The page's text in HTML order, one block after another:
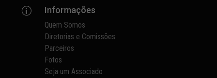
p Informações
Quem Somos
Diretorias e Comissões
Parceiros
Fotos
Seja um Associado